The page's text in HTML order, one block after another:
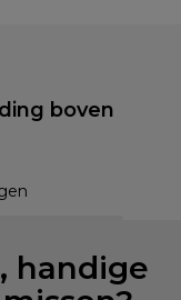
boven
handige